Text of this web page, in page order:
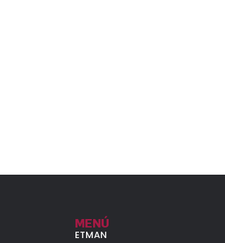
MENÚ
ETMAN